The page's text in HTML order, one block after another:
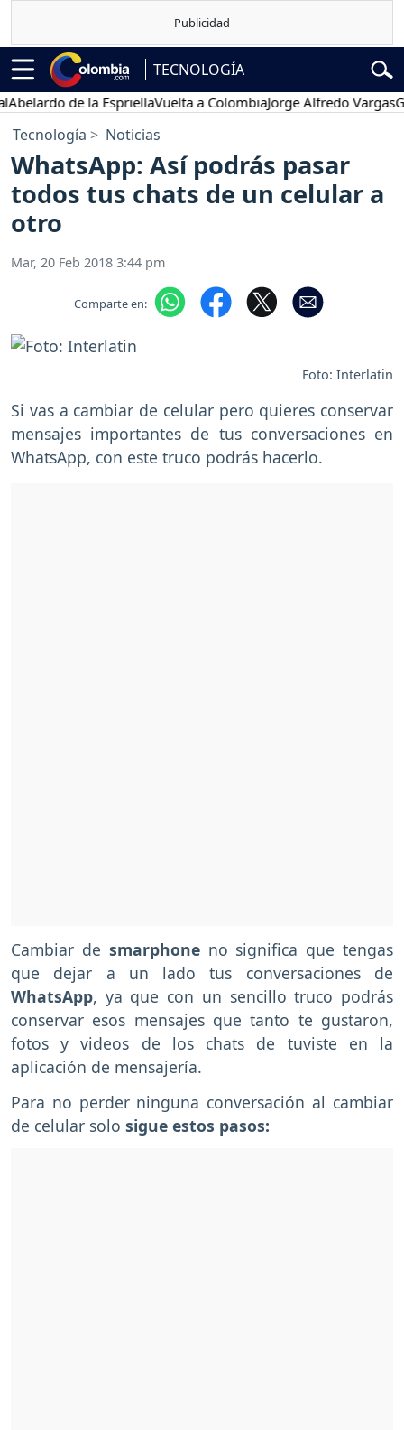
TECNOLOGÍA
de la EspriellaVuelta a ColombiaJorge Alfredo Vargas
Tecnología Noticias
WhatsApp: Así podrás pasar
todos tus chats de un celular a
otro
Mar, 20 Feb 2018 3:44 pm
Comparte en:
Foto: Interlatin
Si vas a cambiar de celular pero quieres conservar
mensajes importantes de tus conversaciones en
WhatsApp, con este truco podrás hacerlo.
Cambiar de smarphone no significa que tengas
que dejar a un lado tus conversaciones de
WhatsApp, ya que con un sencillo truco podrás
conservar esos mensajes que tanto te gustaron,
fotos y videos de los chats de tuviste en la
aplicación de mensajería.
Para no perder ninguna conversación al cambiar
de celular solo sigue estos pasos: